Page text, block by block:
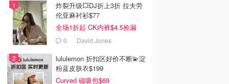
炸裂升级💥DJ折上3折 拉夫劳
伦亚麻衬衫$77
全场1折起 CK内裤$4.5捡漏
0 David Jones
lululemon 折扣区好价不断💫淀
粉蓝皮肤衣$199
Curved 磁吸包$69